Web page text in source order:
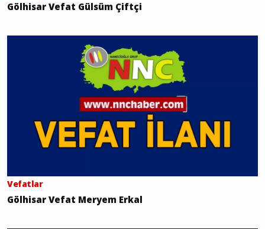
Gölhisar Vefat Gülsüm Çiftçi
Vefatlar
Gölhisar Vefat Meryem Erkal